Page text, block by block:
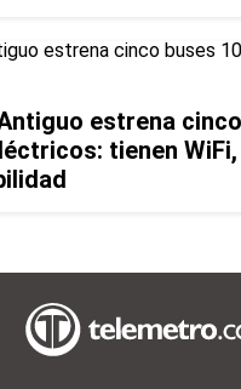
estrena
tienen